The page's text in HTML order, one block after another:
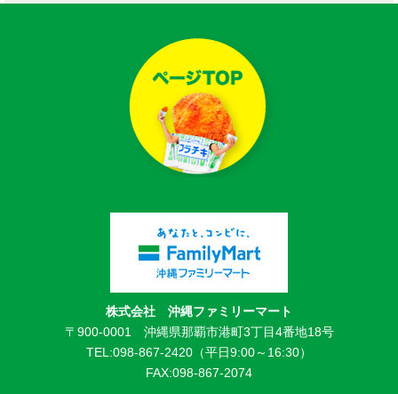
株式会社 沖縄ファミリーマート
〒900-0001 沖縄県那覇市港町3丁目4番地18号
TEL:098-867-2420（平日9:00～16:30）
FAX:098-867-2074